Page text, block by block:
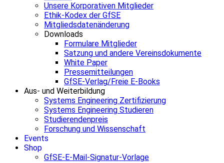
Unsere Korporativen Mitglieder
Ethik-Kodex der GfSE
Mitgliedsdatenänderung
Downloads
Formulare Mitglieder
Satzung und andere Vereinsdokumente
White Paper
Pressemitteilungen
GfSE-Verlag/Freie E-Books
Aus- und Weiterbildung
Systems Engineering Zertifizierung
Systems Engineering Studieren
Studierendenpreis
Forschung und Wissenschaft
Events
Shop
GfSE-E-Mail-Signatur-Vorlage